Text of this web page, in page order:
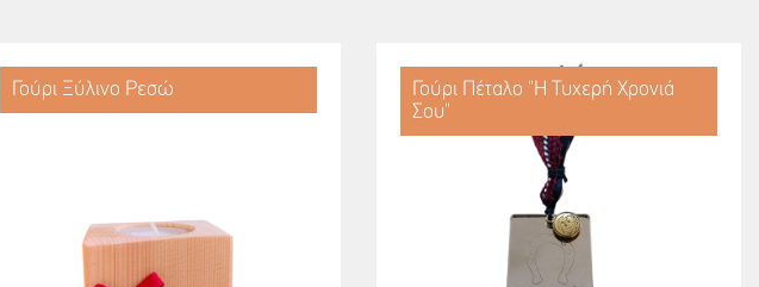
Γούρι Ξύλινο Ρεσώ
Γούρι Πέταλο "Η Τυχερή Χρονιά
Σου"